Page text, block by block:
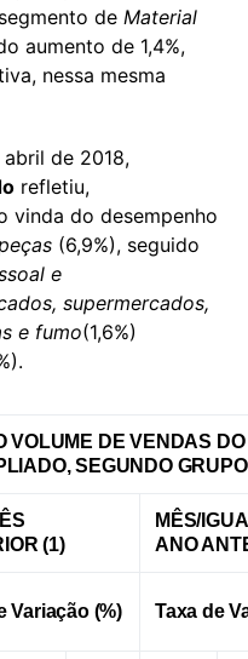
de Material
aumento de 1,4%,
nessa mesma
de 2018,
refletiu,
vinda do desempenho
(6,9%), seguido
e
supermercados,
e fumo(1,6%)
VOLUME DE VENDAS
SEGUNDO
(1)
MÊS/
ANO
Variação (%) Taxa de